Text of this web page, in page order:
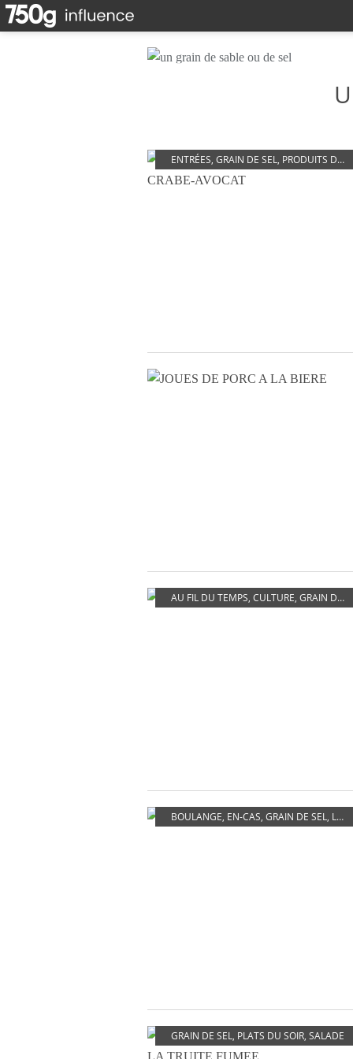
ENTRÉES, GRAIN DE SEL, PRODUITS DE LA MER
AU FIL DU TEMPS, CULTURE, GRAIN DE SABLE
BOULANGE, EN-CAS, GRAIN DE SEL, LES MARMITONNES
GRAIN DE SEL, PLATS DU SOIR, SALADE